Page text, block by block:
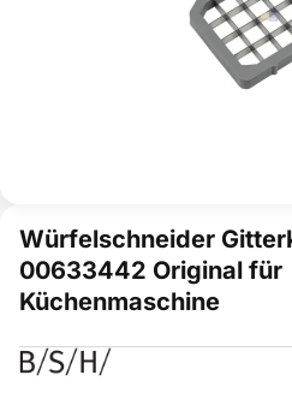
Würfelschneider
00633442 Original für
Küchenmaschine